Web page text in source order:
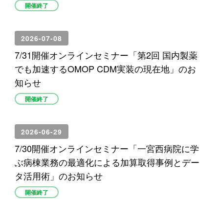
開催終了
2026-07-08
7/31開催オンラインセミナー「第2回 国内製薬
でも加速するOMOP CDM実装の現在地」のお
知らせ
開催終了
2026-06-29
7/30開催オンラインセミナー「一宮西病院に学
ぶ病棟業務の最適化による加算取得事例とデー
タ活用術」のお知らせ
開催終了